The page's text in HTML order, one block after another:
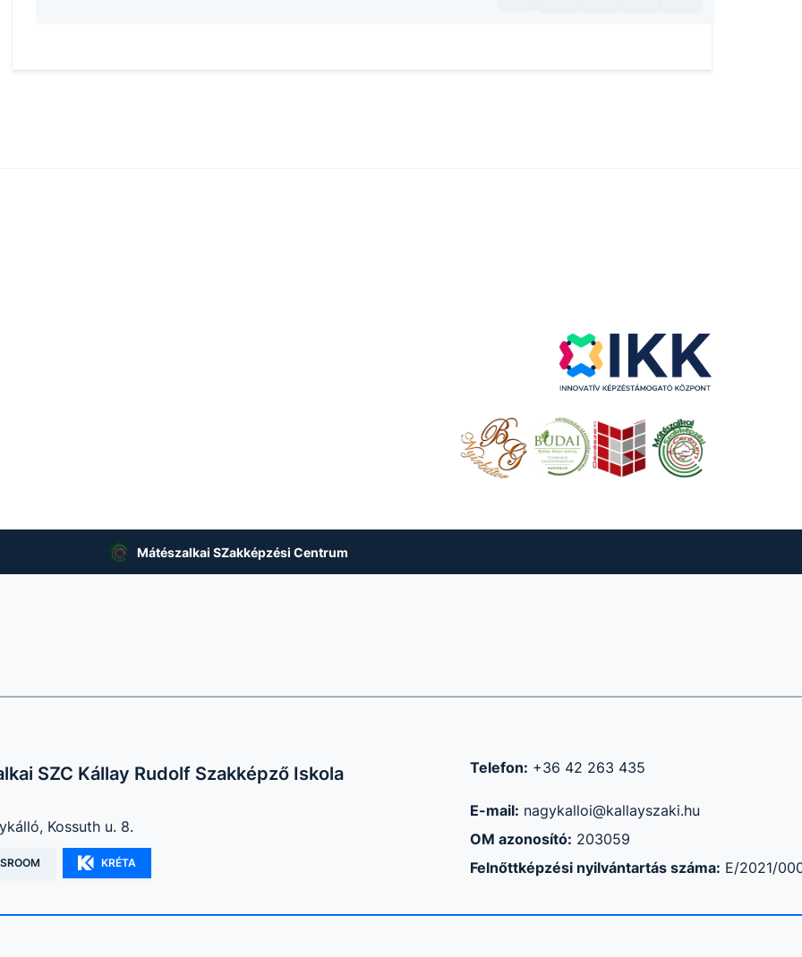
Mátészalkai SZakképzési Centrum
SZC Kállay Rudolf Szakképző Iskola
Kossuth u. 8.
KRÉTA
Telefon: +36 42 263 435
E-mail: nagykalloi@kallayszaki.hu
OM azonosító: 203059
Felnőttképzési nyilvántartás száma: E/2021/